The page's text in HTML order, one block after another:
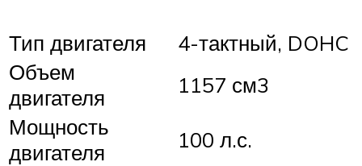
Тип двигателя
4-тактный, DOHC
Объем
двигателя
1157 см3
Мощность
двигателя
100 л.с.